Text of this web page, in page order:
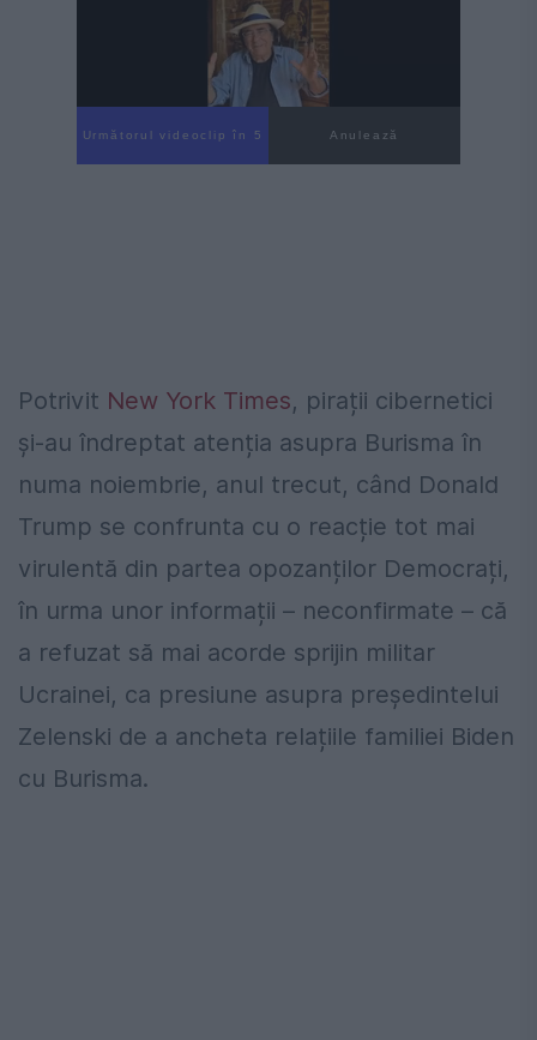
Următorul videoclip în 4 Anulează
Potrivit New York Times, pirații cibernetici
și-au îndreptat atenția asupra Burisma în
numa noiembrie, anul trecut, când Donald
Trump se confrunta cu o reacție tot mai
virulentă din partea opozanților Democrați,
în urma unor informații – neconfirmate – că
a refuzat să mai acorde sprijin militar
Ucrainei, ca presiune asupra președintelui
Zelenski de a ancheta relațiile familiei Biden
cu Burisma.